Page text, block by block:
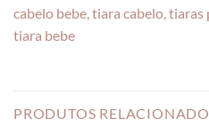
cabelo bebe, tiara cabelo,
tiara bebe
PRODUTOS